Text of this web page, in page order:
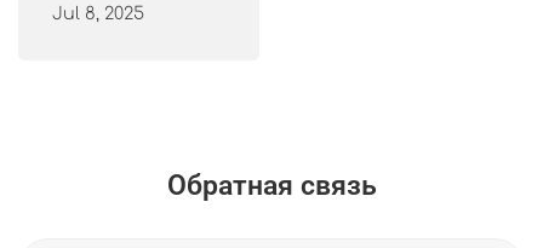
Jul 8, 2025
Обратная связь